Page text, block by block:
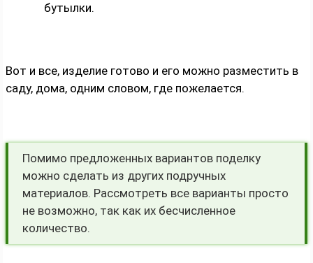
бутылки.
Вот и все, изделие готово и его можно разместить в
саду, дома, одним словом, где пожелается.
Помимо предложенных вариантов поделку
можно сделать из других подручных
материалов. Рассмотреть все варианты просто
не возможно, так как их бесчисленное
количество.